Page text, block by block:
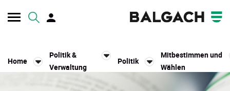
Kopfzeile
Home
Politik &
Verwaltung
Politik
Mitbestimmen und
Wählen